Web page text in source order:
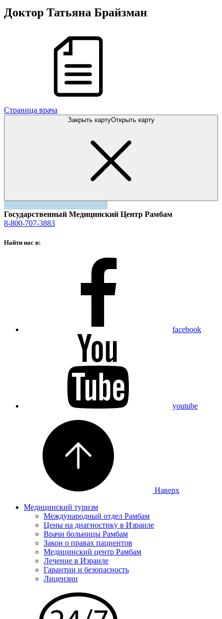
Доктор Татьяна Брайзман
Cтраница врача
Закрыть картуОткрыть карту
Государственный Медицинский Центр Рамбам
8-800-707-3883
Найти нас в:
facebook
youtube
Наверх
Медицинский туризм
Международный отдел Рамбам
Цены на диагностику в Израиле
Врачи больницы Рамбам
Закон о правах пациентов
Медицинский центр Рамбам
Лечение в Израиле
Гарантии и безопасность
Лицензии